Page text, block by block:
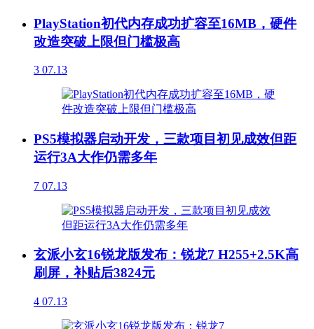
PlayStation初代内存成功扩容至16MB，硬件
改造突破上限但门槛极高
3 07.13
PS5模拟器启动开发，三款项目初见成效但距
运行3A大作仍需多年
7 07.13
玄派小玄16锐龙版发布：锐龙7 H255+2.5K高
刷屏，补贴后3824元
4 07.13